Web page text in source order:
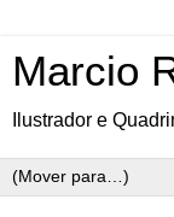
Marcio
Ilustrador e